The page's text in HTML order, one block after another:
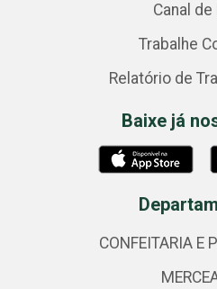
Canal de
Trabalhe
Relatório de
Baixe já
CONFEITARIA E